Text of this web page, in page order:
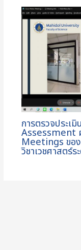
การตรวจประ
Assessment
Meetings ขอ
วิชาเวชศาสตร์ร